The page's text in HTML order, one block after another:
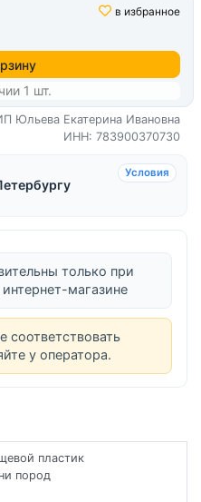
в избранное
1 шт.
Юльева Екатерина Ивановна
ИНН: 783900370730
Условия
только при
магазине
соответствовать
у оператора.
пластик
пород